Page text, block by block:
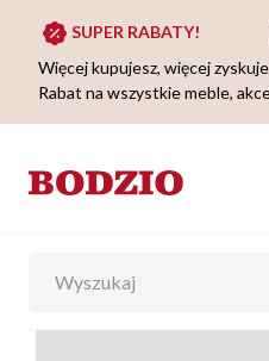
SUPER RABATY!
Więcej kupujesz, więcej
Rabat na wszystkie meble,